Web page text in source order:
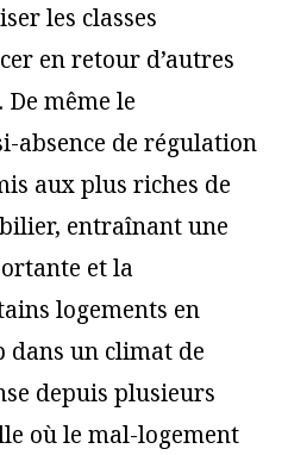
les classes
en retour d’autres
même le
absence de régulation
aux plus riches de
entraînant une
et la
logements en
un climat de
depuis plusieurs
où le mal-logement